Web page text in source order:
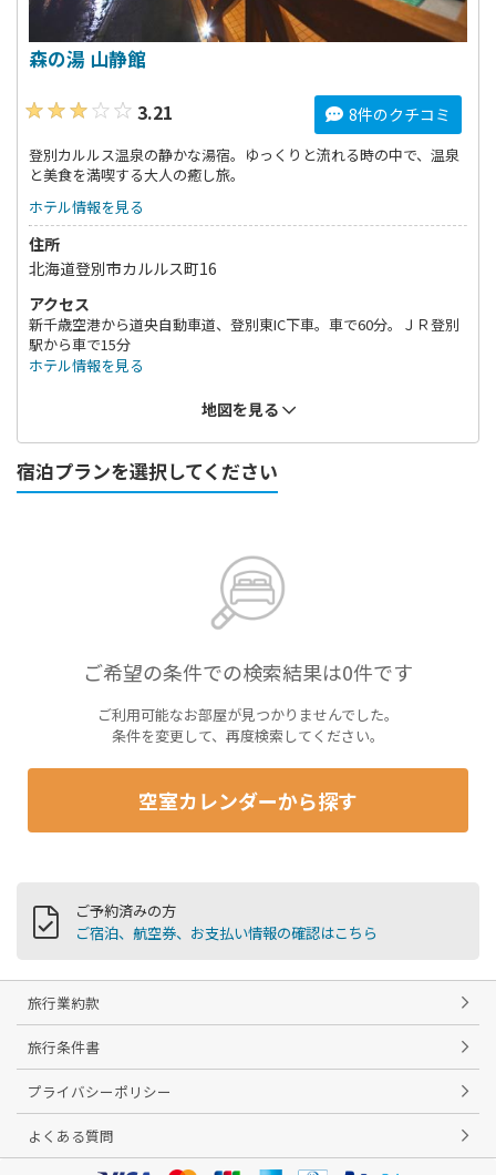
森の湯 山静館
3.21
8件のクチコミ
登別カルルス温泉の静かな湯宿。ゆっくりと流れる時の中で、温泉
と美食を満喫する大人の癒し旅。
ホテル情報を見る
住所
北海道登別市カルルス町16
アクセス
新千歳空港から道央自動車道、登別東IC下車。車で60分。ＪＲ登別
駅から車で15分
ホテル情報を見る
地図を見る
宿泊プランを選択してください
ご希望の条件での検索結果は0件です
ご利用可能なお部屋が見つかりませんでした。
条件を変更して、再度検索してください。
空室カレンダーから探す
ご予約済みの方
ご宿泊、航空券、お支払い情報の確認はこちら
旅行業約款
旅行条件書
プライバシーポリシー
よくある質問